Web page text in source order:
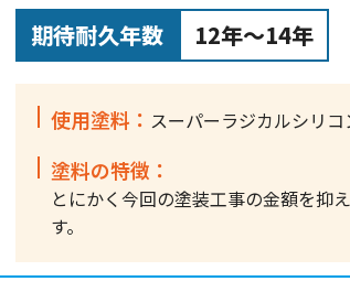
期待耐久年数 12年～14年
使用塗料： スーパーラジカルシリコ
塗料の特徴：
とにかく今回の塗装工事の金額を抑
す。